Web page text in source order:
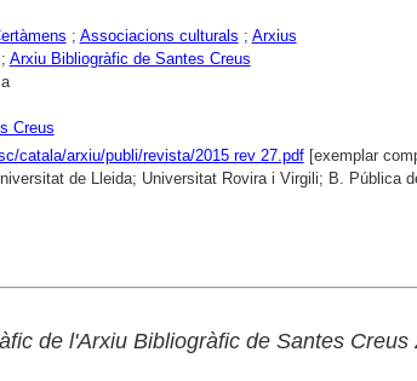
; Associacions culturals ; Arxius
; Arxiu Bibliogràfic de Santes Creus
Creus
catala/arxiu/publi/revista/2015 rev 27.pdf[exemplar
de Lleida; Universitat Rovira i Virgili; B. Pública
de l'Arxiu Bibliogràfic de Santes Creus